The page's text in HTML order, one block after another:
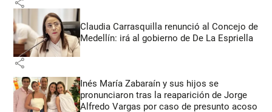
Claudia Carrasquilla renunció al Concejo de
Medellín: irá al gobierno de De La Espriella
share
Inés María Zabaraín y sus hijos se
pronunciaron tras la reaparición de Jorge
Alfredo Vargas por caso de presunto acoso